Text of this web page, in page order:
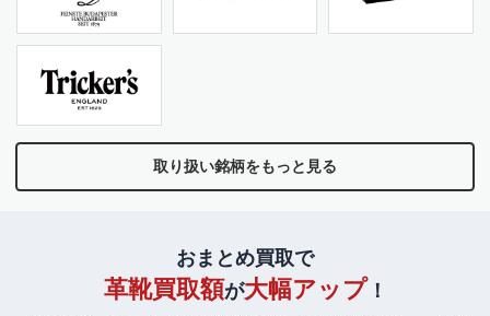
取り扱い銘柄をもっと見る
おまとめ買取で
革靴買取額が大幅アップ！